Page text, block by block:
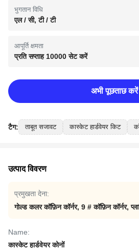
भुगतान विधि
एल / सी, टी / टी
आपूर्ति क्षमता
प्रति सप्ताह 10000 सेट करें
अभी पूछताछ करें
टैग: ताबूत सजावट कास्केट हार्डवेयर किट
उत्पाद विवरण
प्रमुखता देना:
गोल्ड कलर कॉफ़िन कॉर्नर, 9 # कॉफ़िन कॉर्नर,
Name:
कास्केट हार्डवेयर कोनों